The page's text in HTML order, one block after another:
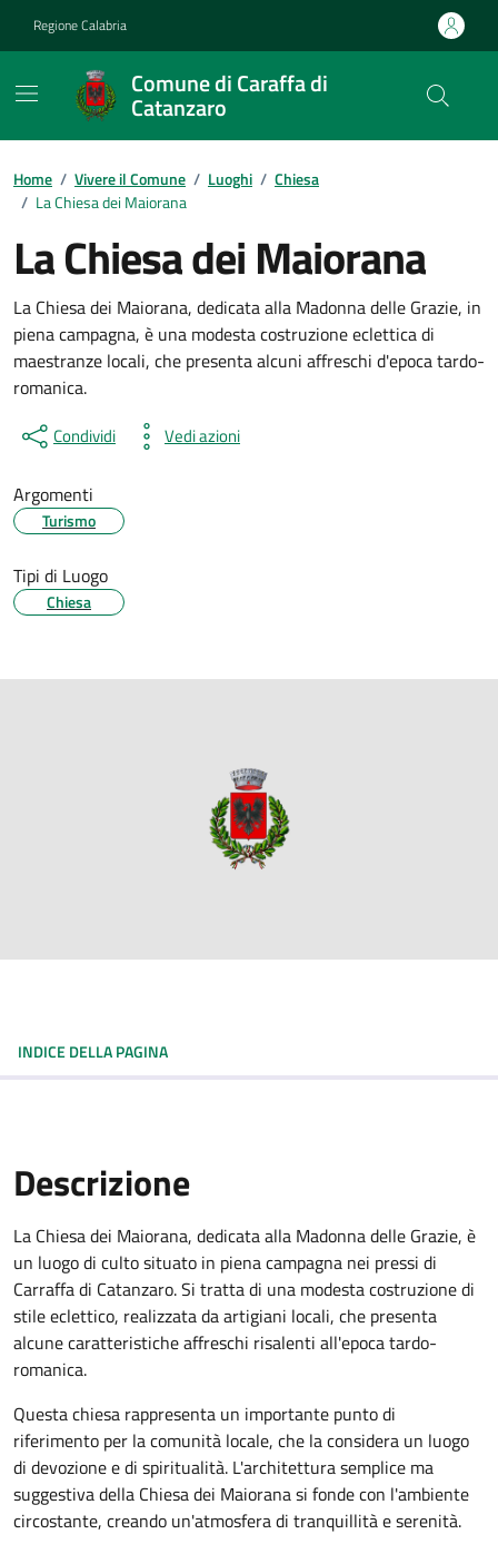
Regione Calabria
Comune di Caraffa di
Catanzaro
Contenuti in evidenza
Home / Vivere il Comune / Luoghi / Chiesa
/ La Chiesa dei Maiorana
La Chiesa dei Maiorana
La Chiesa dei Maiorana, dedicata alla Madonna delle Grazie, in
piena campagna, è una modesta costruzione eclettica di
maestranze locali, che presenta alcuni affreschi d'epoca tardo-
romanica.
Condividi Vedi azioni
Argomenti
Turismo
Tipi di Luogo
Chiesa
INDICE DELLA PAGINA
Descrizione
La Chiesa dei Maiorana, dedicata alla Madonna delle Grazie, è
un luogo di culto situato in piena campagna nei pressi di
Carraffa di Catanzaro. Si tratta di una modesta costruzione di
stile eclettico, realizzata da artigiani locali, che presenta
alcune caratteristiche affreschi risalenti all'epoca tardo-
romanica.
Questa chiesa rappresenta un importante punto di
riferimento per la comunità locale, che la considera un luogo
di devozione e di spiritualità. L'architettura semplice ma
suggestiva della Chiesa dei Maiorana si fonde con l'ambiente
circostante, creando un'atmosfera di tranquillità e serenità.